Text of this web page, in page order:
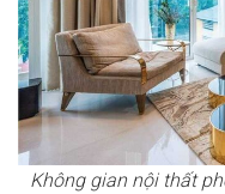
Không gian nội thất